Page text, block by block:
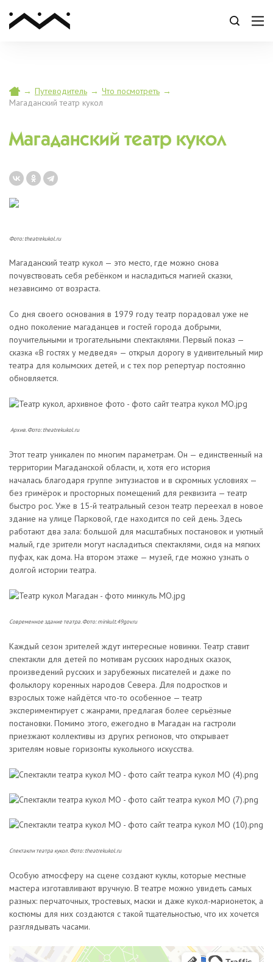
→ Путеводитель → Что посмотреть →
Магаданский театр кукол
Магаданский театр кукол
Фото: theatrekukol.ru
Магаданский театр кукол — это место, где можно снова
почувствовать себя ребёнком и насладиться магией сказки,
независимо от возраста.
Со дня своего основания в 1979 году театр порадовал уже не
одно поколение магаданцев и гостей города добрыми,
поучительными и трогательными спектаклями. Первый показ —
сказка «В гостях у медведя» — открыл дорогу в удивительный мир
театра для колымских детей, и с тех пор репертуар постоянно
обновляется.
Архив. Фото: theatrekukol.ru
Этот театр уникален по многим параметрам. Он — единственный на
территории Магаданской области, и, хотя его история
началась благодаря группе энтузиастов и в скромных условиях —
без гримёрок и просторных помещений для реквизита — театр
быстро рос. Уже в 15-й театральный сезон театр переехал в новое
здание на улице Парковой, где находится по сей день. Здесь
работают два зала: большой для масштабных постановок и уютный
малый, где зрители могут насладиться спектаклями, сидя на мягких
пуфах, как дома. На втором этаже — музей, где можно узнать о
долгой истории театра.
Современное здание театра. Фото: minkult.49gov.ru
Каждый сезон зрителей ждут интересные новинки. Театр ставит
спектакли для детей по мотивам русских народных сказок,
произведений русских и зарубежных писателей и даже по
фольклору коренных народов Севера. Для подростков и
взрослых тоже найдётся что-то особенное — театр
экспериментирует с жанрами, предлагая более серьёзные
постановки. Помимо этого, ежегодно в Магадан на гастроли
приезжают коллективы из других регионов, что открывает
зрителям новые горизонты кукольного искусства.
Спектакли театра кукол. Фото: theatrekukol.ru
Особую атмосферу на сцене создают куклы, которые местные
мастера изготавливают вручную. В театре можно увидеть самых
разных: перчаточных, тростевых, маски и даже кукол-марионеток, а
костюмы для них создаются с такой тщательностью, что их хочется
разглядывать часами.
Театр в Магадане